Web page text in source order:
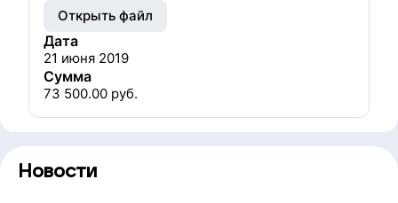
Открыть файл
Дата
21 июня 2019
Сумма
73 500.00 руб.
Новости